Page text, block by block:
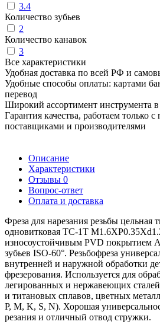
3.4
Количество зубьев
2
Количество канавок
3
Все характеристики
Удобная доставка по всей РФ и
Удобные способы оплаты: картами
перевод
Широкий ассортимент инструмента
Гарантия качества, работаем только
поставщиками и производителями
Описание
Характеристики
Отзывы 0
Вопрос-ответ
Оплата и доставка
Фреза для нарезания резьбы цельная
одновитковая TC-1T
износоустойчивым PVD покрытием
зубьев ISO-60°. Резьбофреза
внутренней и наружной обработки
фрезерования. Используется для
легированных и нержавеющих
и титановых сплавов, цветных
P, M, K, S, N). Хорошая
резания и отличный отвод стружки.